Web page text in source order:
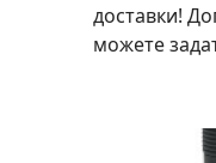
доставки!
можете